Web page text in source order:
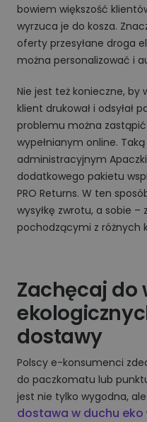
bowiem większość
wyrzuca je do kosza.
oferty przesyłane droga
można personalizować i
Nie jest też konieczne, by
klient drukował i odsyłał
problemu można
wypełnianym online.
administracyjnym
dodatkowego pakietu
PRO Returns. W ten
wysyłkę zwrotu, a sobie
pochodzącymi z różnych
Zachęcaj do
dostawy
Polscy e-konsumenci
do paczkomatu lub
jest nie tylko wygodna,
dostawa w duchu eko